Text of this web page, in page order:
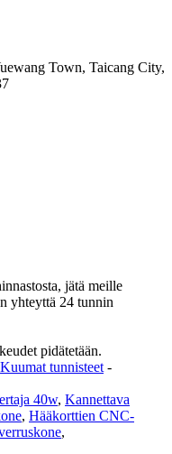
Town, Taicang City,
jätä meille
yhteyttä 24 tunnin
pidätetään.
Kuumat tunnisteet -
40w, Kannettava
, Hääkorttien CNC-
,